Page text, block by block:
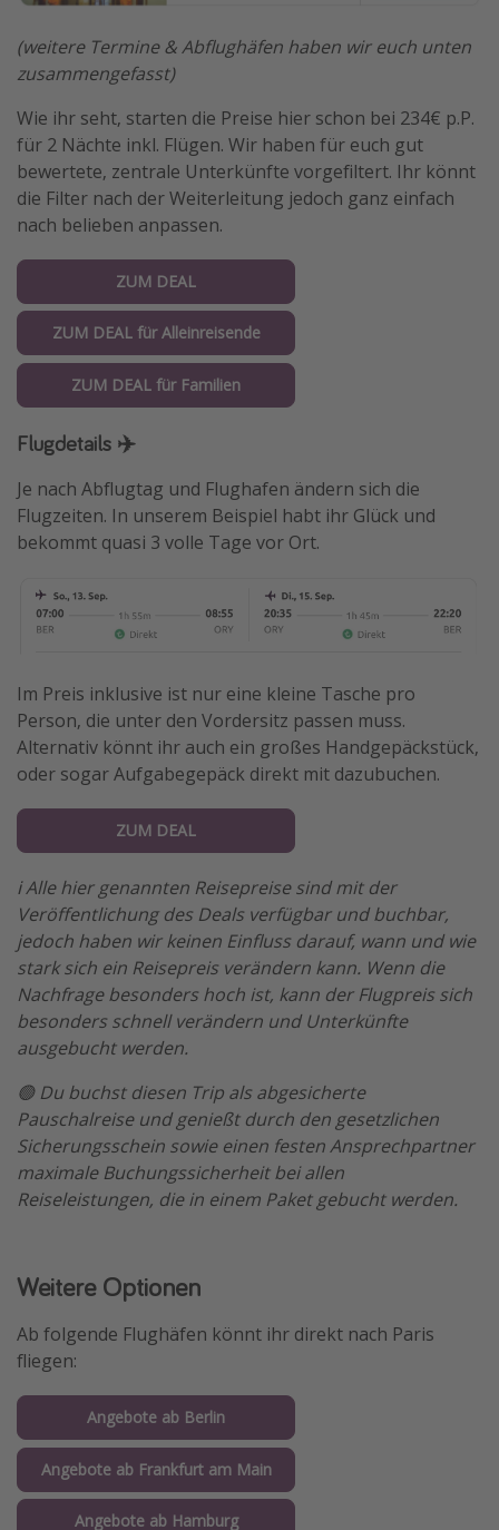
(weitere Termine & Abflughäfen haben wir euch unten
zusammengefasst)
Wie ihr seht, starten die Preise hier schon bei 234€ p.P.
für 2 Nächte inkl. Flügen. Wir haben für euch gut
bewertete, zentrale Unterkünfte vorgefiltert. Ihr könnt
die Filter nach der Weiterleitung jedoch ganz einfach
nach belieben anpassen.
ZUM DEAL
ZUM DEAL für Alleinreisende
ZUM DEAL für Familien
Flugdetails ✈️
Je nach Abflugtag und Flughafen ändern sich die
Flugzeiten. In unserem Beispiel habt ihr Glück und
bekommt quasi 3 volle Tage vor Ort.
Im Preis inklusive ist nur eine kleine Tasche pro
Person, die unter den Vordersitz passen muss.
Alternativ könnt ihr auch ein großes Handgepäckstück,
oder sogar Aufgabegepäck direkt mit dazubuchen.
ZUM DEAL
ℹ️ Alle hier genannten Reisepreise sind mit der
Veröffentlichung des Deals verfügbar und buchbar,
jedoch haben wir keinen Einfluss darauf, wann und wie
stark sich ein Reisepreis verändern kann. Wenn die
Nachfrage besonders hoch ist, kann der Flugpreis sich
besonders schnell verändern und Unterkünfte
ausgebucht werden.
🟢 Du buchst diesen Trip als abgesicherte
Pauschalreise und genießt durch den gesetzlichen
Sicherungsschein sowie einen festen Ansprechpartner
maximale Buchungssicherheit bei allen
Reiseleistungen, die in einem Paket gebucht werden.
Weitere Optionen
Ab folgende Flughäfen könnt ihr direkt nach Paris
fliegen:
Angebote ab Berlin
Angebote ab Frankfurt am Main
Angebote ab Hamburg